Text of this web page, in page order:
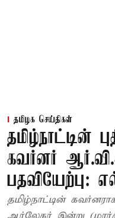
தமிழக செய்திகள்
தமிழ்நாட்டின்
கவர்னர்
பதவியேற்பு:
தமிழ்நாட்டின்